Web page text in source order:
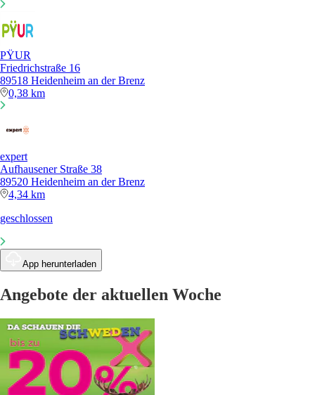
PŸUR
Friedrichstraße 16
89518 Heidenheim an der Brenz
0,38 km
expert
Aufhausener Straße 38
89520 Heidenheim an der Brenz
4,34 km
geschlossen
App herunterladen
Angebote der aktuellen Woche